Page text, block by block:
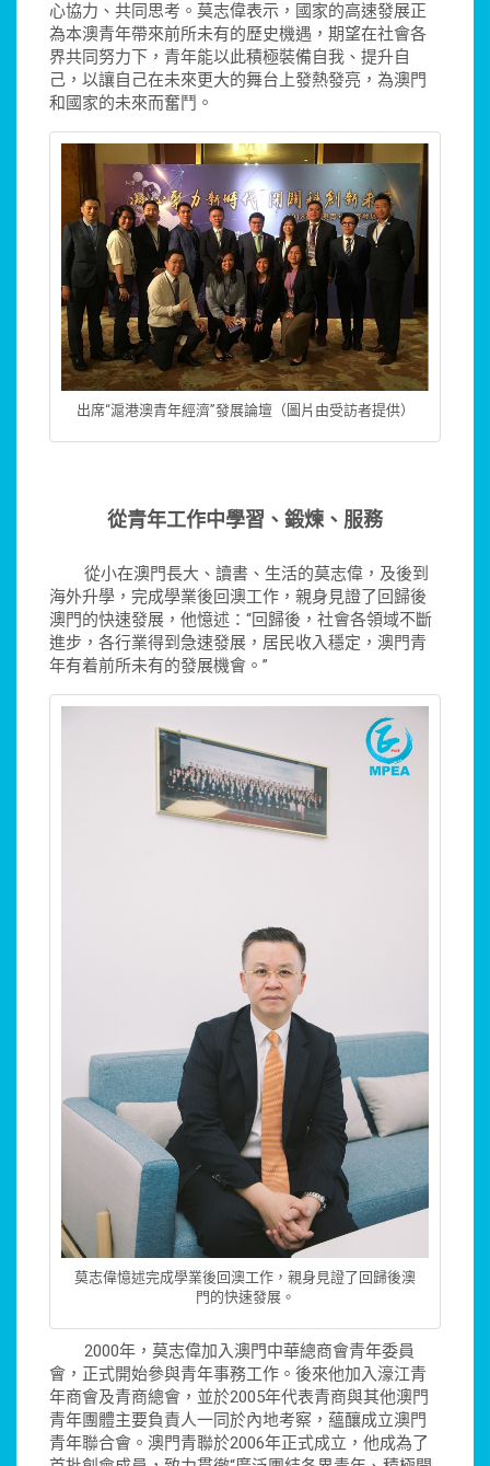
心協力、共同思考。莫志偉表示，國家的高速發展正
為本澳青年帶來前所未有的歷史機遇，期望在社會各
界共同努力下，青年能以此積極裝備自我、提升自
己，以讓自己在未來更大的舞台上發熱發亮，為澳門
和國家的未來而奮鬥。
出席“滬港澳青年經濟”發展論壇（圖片由受訪者提供）
從青年工作中學習、鍛煉、服務
從小在澳門長大、讀書、生活的莫志偉，及後到
海外升學，完成學業後回澳工作，親身見證了回歸後
澳門的快速發展，他憶述：“回歸後，社會各領域不斷
進步，各行業得到急速發展，居民收入穩定，澳門青
年有着前所未有的發展機會。”
莫志偉憶述完成學業後回澳工作，親身見證了回歸後澳
門的快速發展。
2000年，莫志偉加入澳門中華總商會青年委員
會，正式開始參與青年事務工作。後來他加入濠江青
年商會及青商總會，並於2005年代表青商與其他澳門
青年團體主要負責人一同於內地考察，蘊釀成立澳門
青年聯合會。澳門青聯於2006年正式成立，他成為了